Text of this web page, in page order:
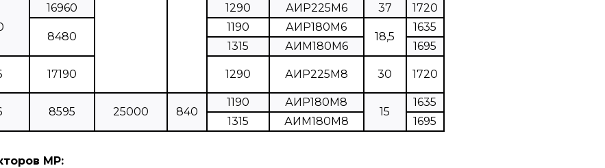
16960 1290 АИР225М6 37
1720
8480
1190 АИР180М6
18,5
1635
1315 АИМ180М6 1695
17190 1290 АИР225М8 30 1720
8595 25000 840
1190 АИР180М8
15
1635
1315 АИМ180М8 1695
МР: